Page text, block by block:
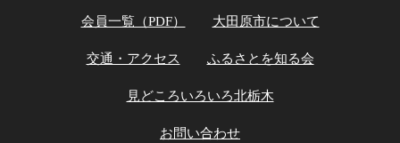
会員一覧（PDF） 大田原市について
交通・アクセス ふるさとを知る会
見どころいろいろ北栃木
お問い合わせ